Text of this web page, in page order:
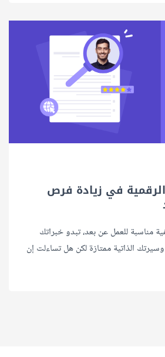
في زيادة فرص
مناسبة للعمل عن بعد، تبدو خبراتك
الذاتية ممتازة لكن هل تساءلت إن